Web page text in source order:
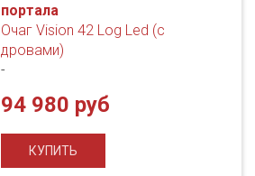
портала
Очаг Vision 42 Log Led (с
дровами)
-
94 980 руб